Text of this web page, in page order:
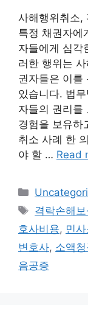
사해행위취소,
특정 채권자에
자들에게 심각
러한 행위는
권자들은 이를
있습니다. 법
자들의 권리를
경험을 보유하
취소 사례 한
야 할 … Read
Categories
Tags
격락손해
호사비용, 민
변호사, 소액
음공증